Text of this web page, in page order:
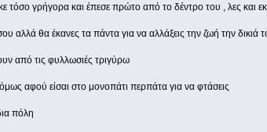
γρήγορα και έπεσε πρώτο από το δέντρο του , λες και
αλλά θα έκανες τα πάντα για να αλλάξεις την ζωή την δικιά
από τις φυλλωσιές τριγύρω
αφού είσαι στο μονοπάτι περπάτα για να φτάσεις
πόλη